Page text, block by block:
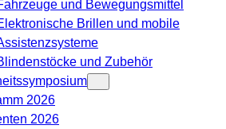
und Bewegungsmittel
Brillen und mobile
und Zubehör
2026
2026